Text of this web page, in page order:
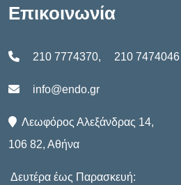
Επικοινωνία
210 7774370, 210 7474046
info@endo.gr
Λεωφόρος Αλεξάνδρας 14,
106 82, Αθήνα
Δευτέρα έως Παρασκευή: